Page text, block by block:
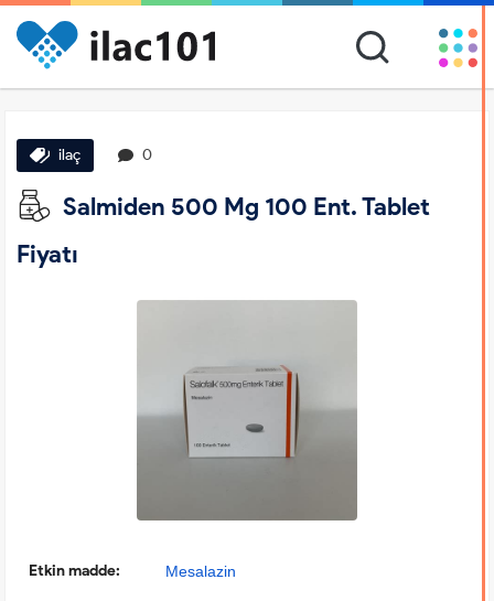
ilaç 0
Salmiden 500 Mg 100 Ent. Tablet
Fiyatı
Etkin madde: Mesalazin